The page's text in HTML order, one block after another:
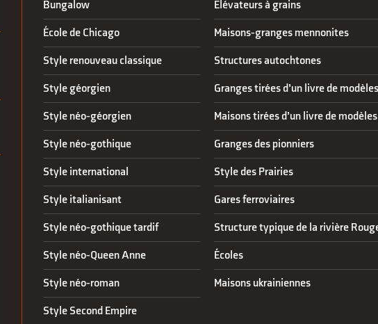
Bungalow
École de Chicago
Style renouveau classique
Style géorgien
Style néo-géorgien
Style néo-gothique
Style international
Style italianisant
Style néo-gothique tardif
Style néo-Queen Anne
Style néo-roman
Style Second Empire
Élévateurs à grains
Maisons-granges mennonites
Structures autochtones
Granges tirées d’un livre de modèles
Maisons tirées d’un livre de modèles
Granges des pionniers
Style des Prairies
Gares ferroviaires
Structure typique de la rivière
Écoles
Maisons ukrainiennes